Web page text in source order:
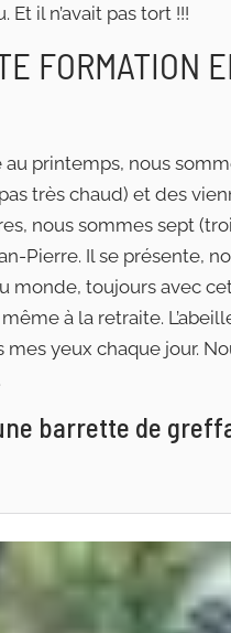
il n’avait pas tort !!!
FORMATION
printemps, nous
très chaud) et des
nous sommes sept
Pierre. Il se présente,
monde, toujours avec
à la retraite.
mes yeux chaque jour.
barrette de